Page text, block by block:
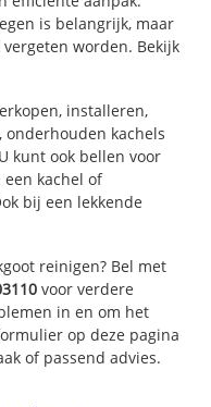
is belangrijk, maar
worden. Bekijk
installeren,
kachels
kunt ook bellen voor
kachel of
bij een lekkende
reinigen? Bel met
voor verdere
in en om het
op deze pagina
of passend advies.